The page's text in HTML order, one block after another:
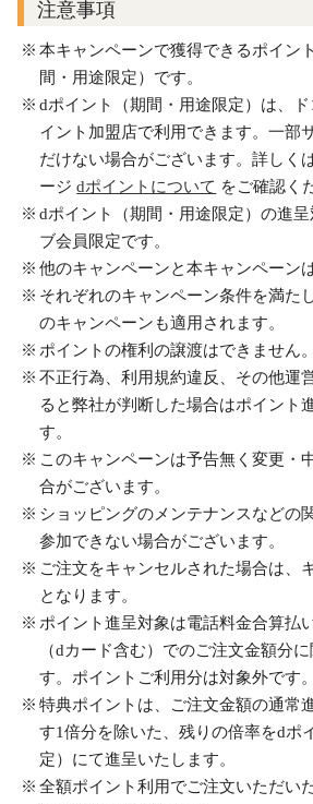
注意事項
本キャンペーンで獲得できるポイン
間・用途限定）です。
dポイント（期間・用途限定）は、
イント加盟店で利用できます。一部
だけない場合がございます。詳しく
ージdポイントについて をご確認く
dポイント（期間・用途限定）の進
ブ会員限定です。
他のキャンペーンと本キャンペーン
それぞれのキャンペーン条件を満た
のキャンペーンも適用されます。
ポイントの権利の譲渡はできません。
不正行為、利用規約違反、その他運
ると弊社が判断した場合はポイント
す。
このキャンペーンは予告無く変更・
合がございます。
ショッピングのメンテナンスなどの
参加できない場合がございます。
ご注文をキャンセルされた場合は、
となります。
ポイント進呈対象は電話料金合算払
（dカード含む）でのご注文金額分
す。ポイントご利用分は対象外です。
特典ポイントは、ご注文金額の通常
す1倍分を除いた、残りの倍率をdポ
定）にて進呈いたします。
全額ポイント利用でご注文いただい